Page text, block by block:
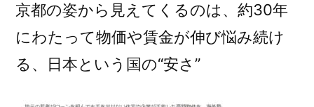
京都の姿から見えてくるのは、約30年
にわたって物価や賃金が伸び悩み続け
る、日本という国の“安さ”